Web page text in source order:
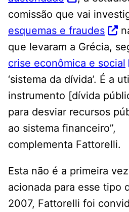
comissão que vai
esquemas e fraudes
que levaram a Grécia,
crise econômica e social
‘sistema da dívida’. É a
instrumento [dívida
para desviar recursos
ao sistema financeiro”,
complementa Fattorelli.
Esta não é a primeira
acionada para esse tipo
2007, Fattorelli foi